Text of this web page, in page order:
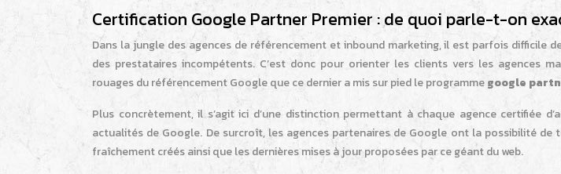
Certification Google Partner Premier : de quoi parle-t-on
Dans la jungle des agences de référencement et inbound marketing, il est parfois difficile
des prestataires incompétents. C’est donc pour orienter les clients vers les agences
rouages du référencement Google que ce dernier a mis sur pied le programmegoogle
Plus concrètement, il s’agit ici d’une distinction permettant à chaque agence certifiée
actualités de Google. De surcroît, les agences partenaires de Google ont la possibilité
fraîchement créés ainsi que les dernières mises à jour proposées par ce géant du web.